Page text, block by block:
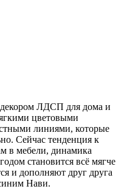
ЛДСП для дома и
цветовыми
линиями, которые
Сейчас тенденция к
в мебели, динамика
становится всё мягче
и дополняют друг друга
Нави.